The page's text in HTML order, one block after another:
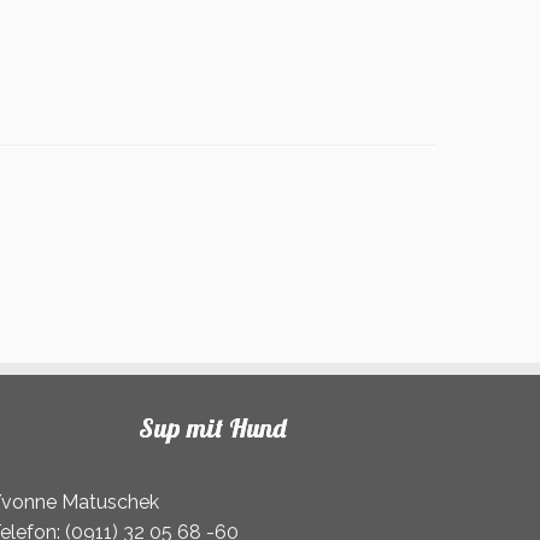
Sup mit Hund
Matuschek
(0911) 32 05 68 -60